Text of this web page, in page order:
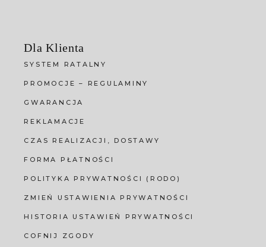
Dla Klienta
SYSTEM RATALNY
PROMOCJE – REGULAMINY
GWARANCJA
REKLAMACJE
CZAS REALIZACJI, DOSTAWY
FORMA PŁATNOŚCI
POLITYKA PRYWATNOŚCI (RODO)
ZMIEŃ USTAWIENIA PRYWATNOŚCI
HISTORIA USTAWIEŃ PRYWATNOŚCI
COFNIJ ZGODY